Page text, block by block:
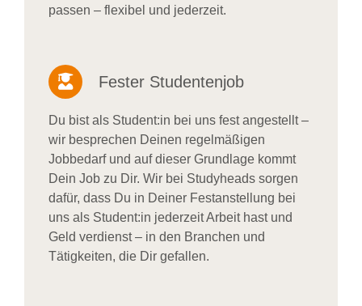
passen – flexibel und jederzeit.
Fester Studentenjob
Du bist als Student:in bei uns fest angestellt –
wir besprechen Deinen regelmäßigen
Jobbedarf und auf dieser Grundlage kommt
Dein Job zu Dir. Wir bei Studyheads sorgen
dafür, dass Du in Deiner Festanstellung bei
uns als Student:in jederzeit Arbeit hast und
Geld verdienst – in den Branchen und
Tätigkeiten, die Dir gefallen.